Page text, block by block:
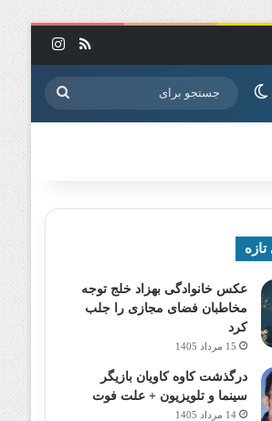
خوراک
تغییر پوسته جستجو
برای
عکس خانوادگی بهزاد خلج توجه
مخاطبان فضای مجازی را جلب
کرد
15 مرداد 1405
درگذشت کاوه کاویان بازیگر
سینما و تلویزیون + علت فوت
14 مرداد 1405